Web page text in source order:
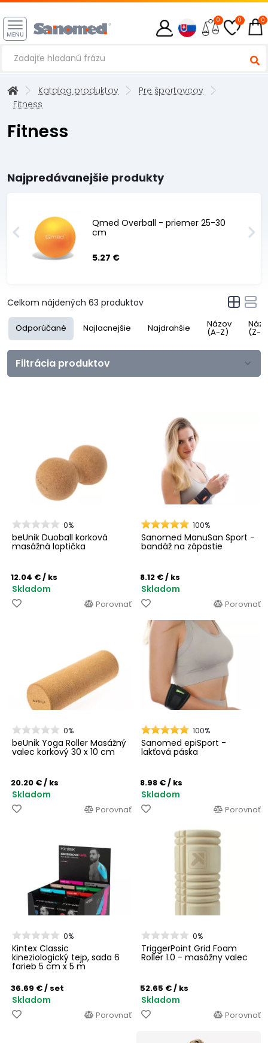
MENU
0 0 0
Katalog produktov
Pre športovcov
Fitness
Fitness
Najpredávanejšie produkty
Qmed Overball - priemer 25-30
cm
5.27 €
Celkom nájdených 63 produktov
Odporúčané Najlacnejšie Najdrahšie Názov
(A-Z) (Z-
Filtrácia produktov
0%
beUnik Duoball korková
masážná loptička
12.04 €/ ks
Skladom
Porovnať
100%
Sanomed ManuSan Sport -
bandáž na zápästie
8.12 €/ ks
Skladom
Porovnať
0%
beUnik Yoga Roller Masážný
valec korkový 30 x 10 cm
20.20 €/ ks
Skladom
Porovnať
100%
Sanomed epiSport -
lakťová páska
8.98 €/ ks
Skladom
Porovnať
0%
Kintex Classic
kineziologický tejp, sada 6
farieb 5 cm x 5 m
36.69 €/ set
Skladom
Porovnať
0%
TriggerPoint Grid Foam
Roller 1.0 - masážny valec
52.65 €/ ks
Skladom
Porovnať